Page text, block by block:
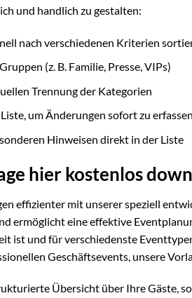
und handlich zu gestalten:
nach verschiedenen Kriterien
(z. B. Familie, Presse, VIPs)
Trennung der Kategorien
um Änderungen sofort zu erfassen
Hinweisen direkt in der Liste
hier kostenlos
effizienter mit unserer speziell
ermöglicht eine effektive
ist und für verschiedenste
Geschäftsevents, unsere
Übersicht über Ihre Gäste,